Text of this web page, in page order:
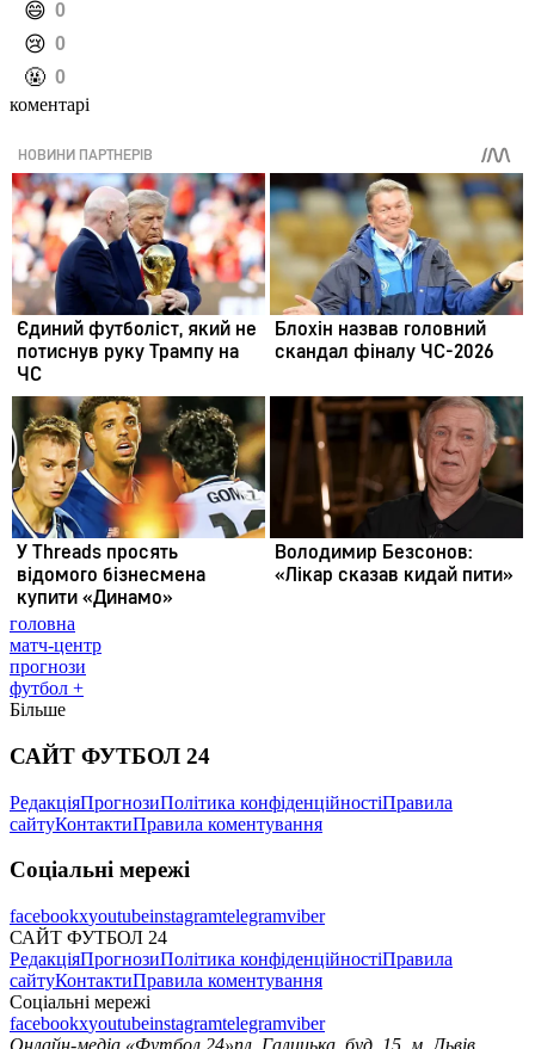
️😄 0
️😢 0
️🤬 0
коментарі
головна
матч-центр
прогнози
футбол +
Більше
САЙТ ФУТБОЛ 24
РедакціяПрогнозиПолітика конфіденційностіПравила
сайтуКонтактиПравила коментування
Соціальні мережі
facebookxyoutubeinstagramtelegramviber
САЙТ ФУТБОЛ 24
РедакціяПрогнозиПолітика конфіденційностіПравила
сайтуКонтактиПравила коментування
Соціальні мережі
facebookxyoutubeinstagramtelegramviber
Онлайн-медіа «Футбол 24»пл. Галицька, буд. 15, м. Львів,